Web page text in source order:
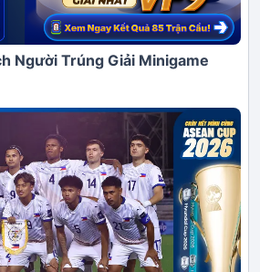
Người Trúng Giải Minigame